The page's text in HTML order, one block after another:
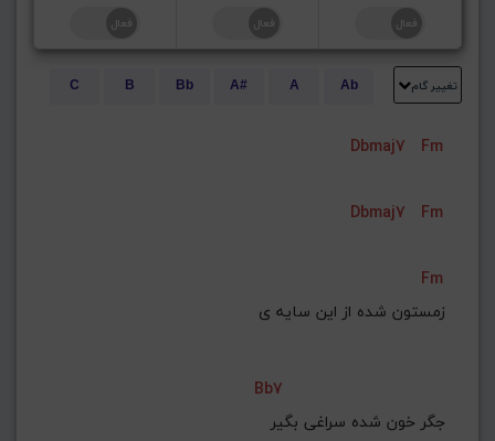
تغییر گام Ab
A
A#
Bb
B
C
ذخیره گام
Dbmaj7 Fm
Dbmaj7 Fm
Fm
Bb7
جگر خون شده سراغی بگیر